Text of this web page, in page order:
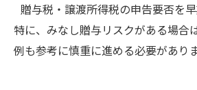
贈与税・譲渡所得税の申告要否を
特に、みなし贈与リスクがある場合
例も参考に慎重に進める必要がありま